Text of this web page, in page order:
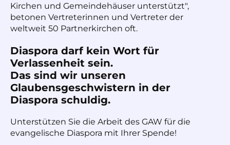
Kirchen und Gemeindehäuser unterstützt",
betonen Vertreterinnen und Vertreter der
weltweit 50 Partnerkirchen oft.
Diaspora darf kein Wort für
Verlassenheit sein.
Das sind wir unseren
Glaubensgeschwistern in der
Diaspora schuldig.
Unterstützen Sie die Arbeit des GAW für die
evangelische Diaspora mit Ihrer Spende!